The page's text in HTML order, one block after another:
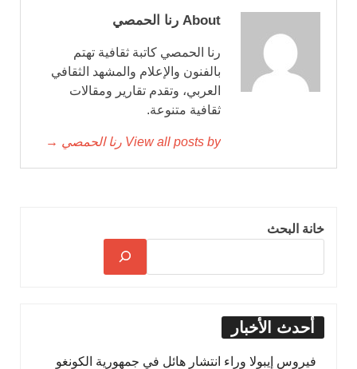
About رنا الحمصي
رنا الحمصي كاتبة ثقافية تهتم
بالفنون والإعلام والمشهد الثقافي
العربي، وتقدم تقارير ومقالات
ثقافية متنوعة.
View all posts by رنا الحمصي →
خانة البحث
أحدث الأخبار
فيروس إيبولا وراء انتشار هائل في جمهورية الكونغو